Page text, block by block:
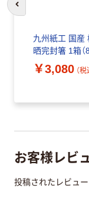
九州紙工 国産
晒完封箸 1箱（
￥3,080 （税
お客様レビ
投稿されたレビュ